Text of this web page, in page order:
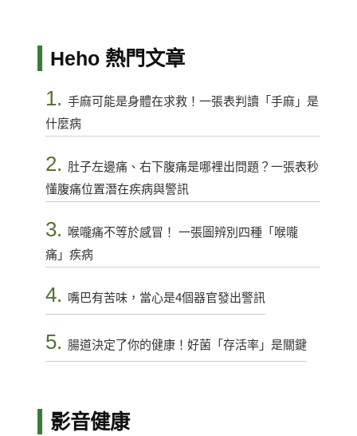
Heho 熱門文章
1. 手麻可能是身體在求救！一張表判讀「手麻」是
什麼病
2. 肚子左邊痛、右下腹痛是哪裡出問題？一張表秒
懂腹痛位置潛在疾病與警訊
3. 喉嚨痛不等於感冒！ 一張圖辨別四種「喉嚨
痛」疾病
4. 嘴巴有苦味，當心是4個器官發出警訊
5. 腸道決定了你的健康！好菌「存活率」是關鍵
影音健康